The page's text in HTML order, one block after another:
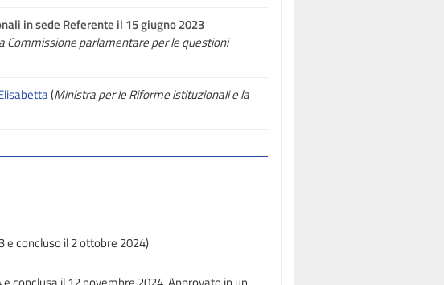
in sede Referente il 15 giugno 2023
Commissione parlamentare per le questioni
(Ministra per le Riforme istituzionali e la
e concluso il 2 ottobre 2024)